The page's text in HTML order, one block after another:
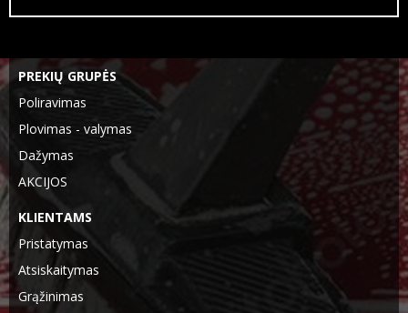
PREKIŲ GRUPĖS
Poliravimas
Plovimas - valymas
Dažymas
AKCIJOS
KLIENTAMS
Pristatymas
Atsiskaitymas
Grąžinimas